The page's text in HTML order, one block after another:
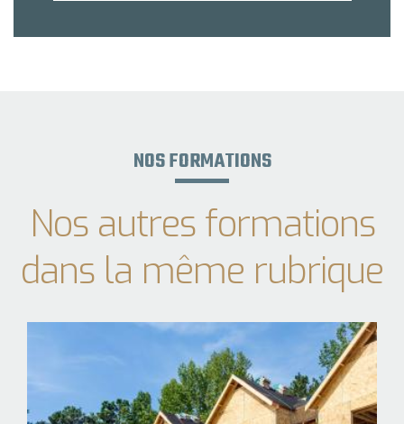
NOS FORMATIONS
Nos autres formations
dans la même rubrique